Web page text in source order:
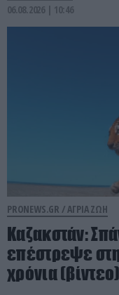
06.08.2026 | 10:46
PRONEWS.GR / ΑΓΡΙΑ ΖΩΗ
Καζακστάν:
επέστρεψε
χρόνια (βίντεο)